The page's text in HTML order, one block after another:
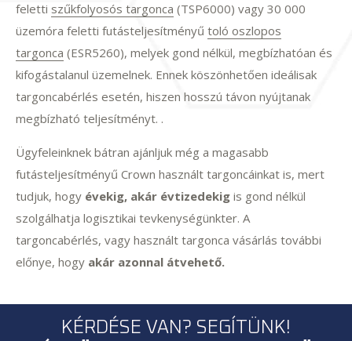
feletti szűkfolyosós targonca (TSP6000) vagy 30 000
üzemóra feletti futásteljesítményű toló oszlopos
targonca (ESR5260), melyek gond nélkül, megbízhatóan és
kifogástalanul üzemelnek. Ennek köszönhetően ideálisak
targoncabérlés esetén, hiszen hosszú távon nyújtanak
megbízható teljesítményt. .
Ügyfeleinknek bátran ajánljuk még a magasabb
futásteljesítményű Crown használt targoncáinkat is, mert
tudjuk, hogy évekig, akár évtizedekig is gond nélkül
szolgálhatja logisztikai tevkenységünkter. A
targoncabérlés, vagy használt targonca vásárlás további
előnye, hogy akár azonnal átvehető.
KÉRDÉSE VAN? SEGÍTÜNK!